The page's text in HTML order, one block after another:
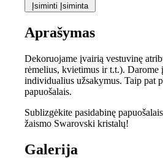
Įsiminti Įsiminta
Aprašymas
Dekoruojame įvairią vestuvinę
rėmelius, kvietimus ir t.t.). Darome
individualius užsakymus. Taip pat
papuošalais.
Sublizgėkite pasidabinę
žaismo Swarovski kristalų!
Galerija